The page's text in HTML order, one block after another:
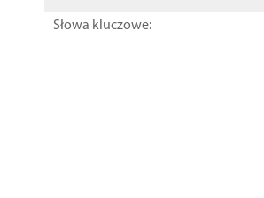
Słowa kluczowe: